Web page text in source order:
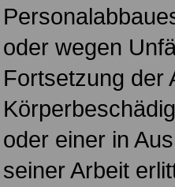
oder wegen
Fortsetzung der
oder einer in
seiner Arbeit